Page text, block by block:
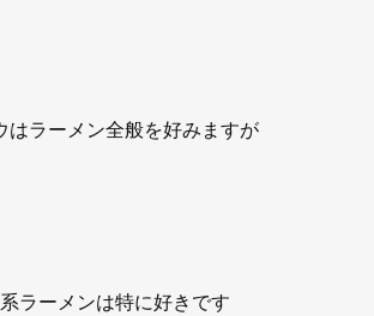
はラーメン全般を好みますが
ラーメンは特に好きです